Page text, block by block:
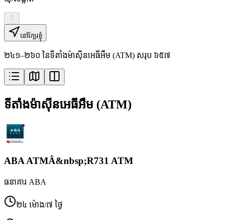
នៅក្បែរខ្ញុំ
២៤១–២៦០ នៃទីតាំងម៉ាស៊ីនអេធីអឹម (ATM) សរុប ៦៥៧
ទីតាំងម៉ាស៊ីនអេធីអឹម (ATM)
ABA ATMÂ&nbsp;R731 ATM
ធនាគារ ABA
២៤ ម៉ោង/៧ ថ្ងៃ